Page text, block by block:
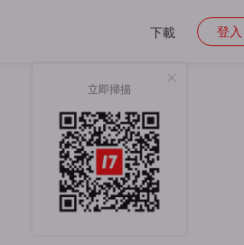
下載
立即掃描
登入